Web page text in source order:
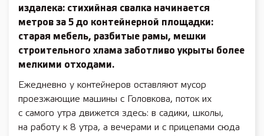
издалека: стихийная свалка начинается
метров за 5 до контейнерной площадки:
старая мебель, разбитые рамы, мешки
строительного хлама заботливо укрыты более
мелкими отходами.
Ежедневно у контейнеров оставляют мусор
проезжающие машины с Головкова, поток их
с самого утра движется здесь: в садики, школы,
на работу к 8 утра, а вечерами и с прицепами сюда